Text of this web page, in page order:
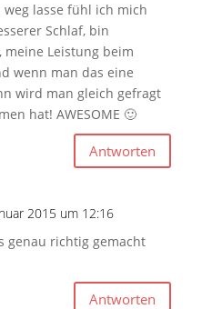
lasse fühl ich mich
Schlaf, bin
meine Leistung beim
wenn man das eine
wird man gleich gefragt
hat! AWESOME 🙂
Antworten
2015 um 12:16
genau richtig gemacht
Antworten